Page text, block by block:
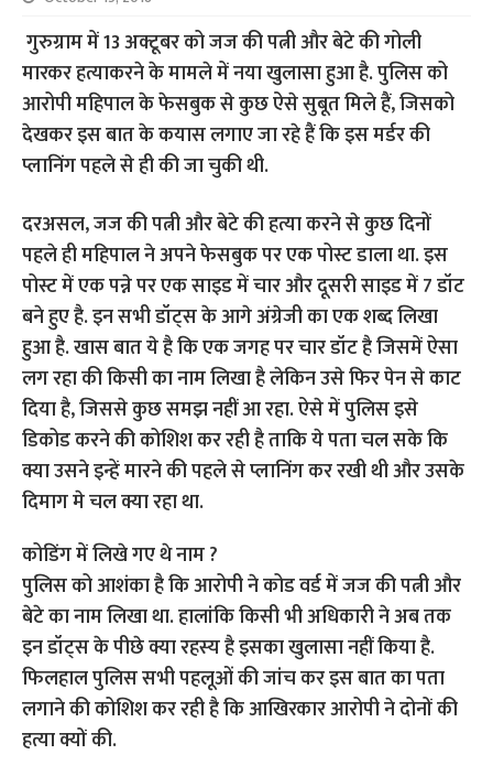
गुरुग्राम में 13 अक्टूबर को जज की पत्नी और बेटे की गोली
मारकर हत्याकरने के मामले में नया खुलासा हुआ है. पुलिस को
आरोपी महिपाल के फेसबुक से कुछ ऐसे सुबूत मिले हैं, जिसको
देखकर इस बात के कयास लगाए जा रहे हैं कि इस मर्डर की
प्लानिंग पहले से ही की जा चुकी थी.
दरअसल, जज की पत्नी और बेटे की हत्या करने से कुछ दिनों
पहले ही महिपाल ने अपने फेसबुक पर एक पोस्ट डाला था. इस
पोस्ट में एक पन्ने पर एक साइड में चार और दूसरी साइड में 7 डॉट
बने हुए है. इन सभी डॉट्स के आगे अंग्रेजी का एक शब्द लिखा
हुआ है. खास बात ये है कि एक जगह पर चार डॉट है जिसमें ऐसा
लग रहा की किसी का नाम लिखा है लेकिन उसे फिर पेन से काट
दिया है, जिससे कुछ समझ नहीं आ रहा. ऐसे में पुलिस इसे
डिकोड करने की कोशिश कर रही है ताकि ये पता चल सके कि
क्या उसने इन्हें मारने की पहले से प्लानिंग कर रखी थी और उसके
दिमाग मे चल क्या रहा था.
कोडिंग में लिखे गए थे नाम ?
पुलिस को आशंका है कि आरोपी ने कोड वर्ड में जज की पत्नी और
बेटे का नाम लिखा था. हालांकि किसी भी अधिकारी ने अब तक
इन डॉट्स के पीछे क्या रहस्य है इसका खुलासा नहीं किया है.
फिलहाल पुलिस सभी पहलूओं की जांच कर इस बात का पता
लगाने की कोशिश कर रही है कि आखिरकार आरोपी ने दोनों की
हत्या क्यों की.